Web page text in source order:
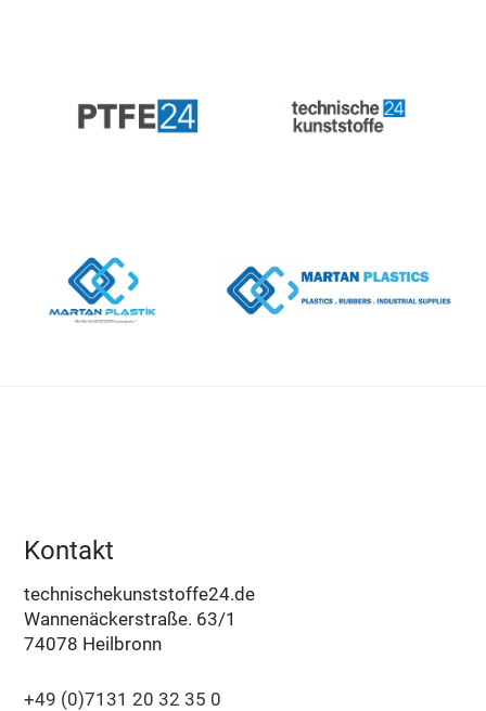
Kontakt
technischekunststoffe24.de
Wannenäckerstraße. 63/1
74078 Heilbronn
+49 (0)7131 20 32 35 0